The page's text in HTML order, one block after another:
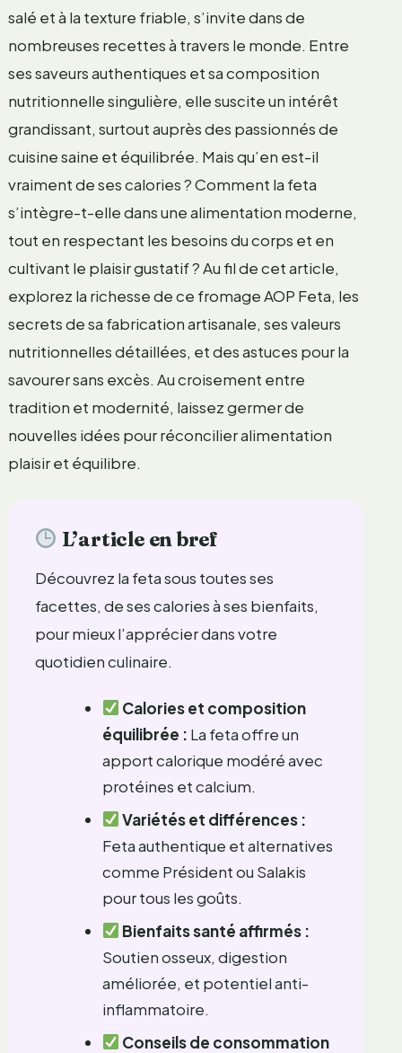
salé et à la texture friable, s’invite dans de
nombreuses recettes à travers le monde. Entre
ses saveurs authentiques et sa composition
nutritionnelle singulière, elle suscite un intérêt
grandissant, surtout auprès des passionnés de
cuisine saine et équilibrée. Mais qu’en est-il
vraiment de ses calories ? Comment la feta
s’intègre-t-elle dans une alimentation moderne,
tout en respectant les besoins du corps et en
cultivant le plaisir gustatif ? Au fil de cet article,
explorez la richesse de ce fromage AOP Feta, les
secrets de sa fabrication artisanale, ses valeurs
nutritionnelles détaillées, et des astuces pour la
savourer sans excès. Au croisement entre
tradition et modernité, laissez germer de
nouvelles idées pour réconcilier alimentation
plaisir et équilibre.
L’article en bref
Découvrez la feta sous toutes ses
facettes, de ses calories à ses bienfaits,
pour mieux l’apprécier dans votre
quotidien culinaire.
Calories et composition
équilibrée : La feta offre un
apport calorique modéré avec
protéines et calcium.
Variétés et différences :
Feta authentique et alternatives
comme Président ou Salakis
pour tous les goûts.
Bienfaits santé affirmés :
Soutien osseux, digestion
améliorée, et potentiel anti-
inflammatoire.
Conseils de consommation